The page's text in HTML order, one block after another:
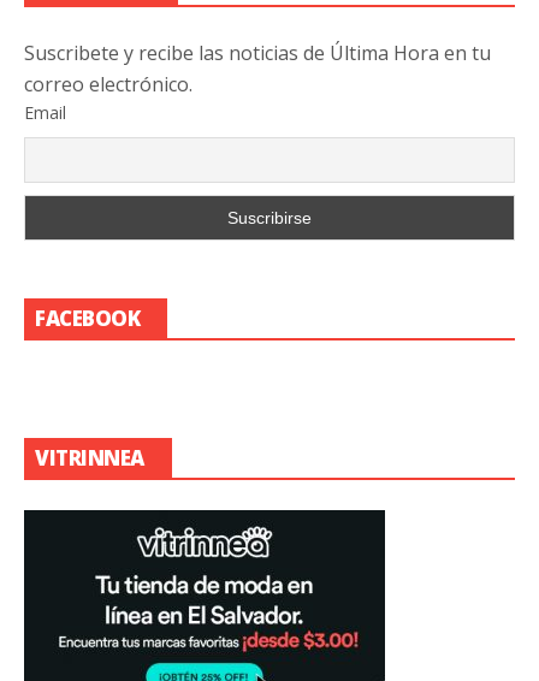
Suscribete y recibe las noticias de Última Hora en tu
correo electrónico.
Email
FACEBOOK
VITRINNEA